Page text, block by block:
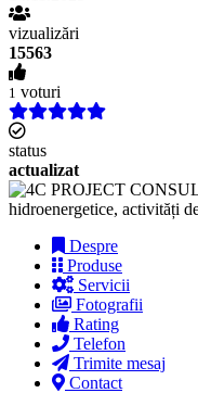
vizualizări
15563
1 voturi
status
actualizat
Despre
Produse
Servicii
Fotografii
Rating
Telefon
Trimite mesaj
Contact